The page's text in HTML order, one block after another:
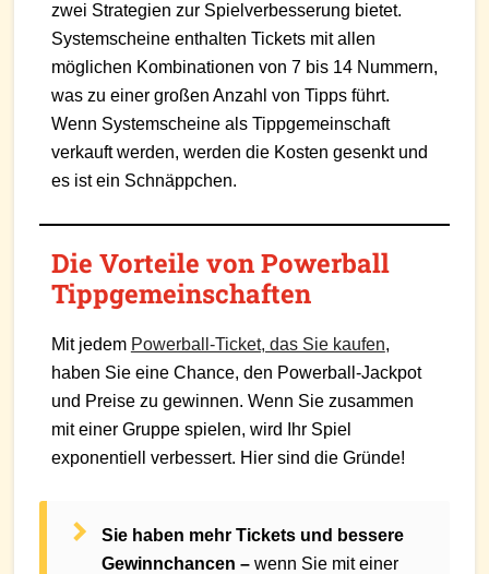
zwei Strategien zur Spielverbesserung bietet.
Systemscheine enthalten Tickets mit allen
möglichen Kombinationen von 7 bis 14 Nummern,
was zu einer großen Anzahl von Tipps führt.
Wenn Systemscheine als Tippgemeinschaft
verkauft werden, werden die Kosten gesenkt und
es ist ein Schnäppchen.
Die Vorteile von Powerball
Tippgemeinschaften
Mit jedem Powerball-Ticket, das Sie kaufen,
haben Sie eine Chance, den Powerball-Jackpot
und Preise zu gewinnen. Wenn Sie zusammen
mit einer Gruppe spielen, wird Ihr Spiel
exponentiell verbessert. Hier sind die Gründe!
Sie haben mehr Tickets und bessere
Gewinnchancen –wenn Sie mit einer